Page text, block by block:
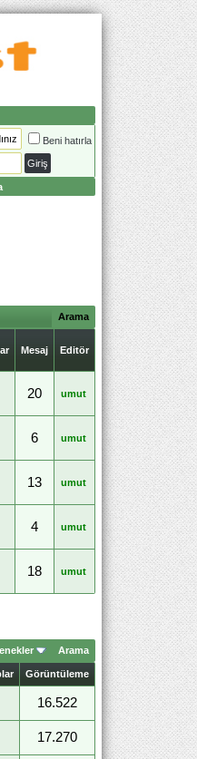
Beni hatırla
Arama
Mesaj Editör
20 umut
6 umut
13 umut
4 umut
18 umut
Arama
Görüntüleme
16.522
17.270